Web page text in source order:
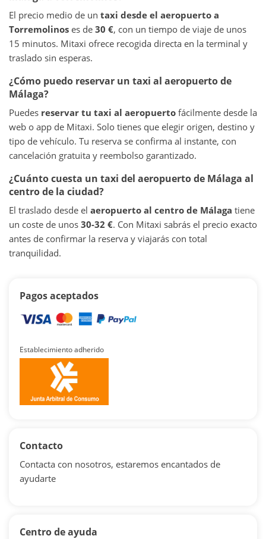
El precio medio de un taxi desde el aeropuerto a
Torremolinos es de 30 €, con un tiempo de viaje de unos
15 minutos. Mitaxi ofrece recogida directa en la terminal y
traslado sin esperas.
¿Cómo puedo reservar un taxi al aeropuerto de
Málaga?
Puedes reservar tu taxi al aeropuerto fácilmente desde la
web o app de Mitaxi. Solo tienes que elegir origen, destino y
tipo de vehículo. Tu reserva se confirma al instante, con
cancelación gratuita y reembolso garantizado.
¿Cuánto cuesta un taxi del aeropuerto de Málaga al
centro de la ciudad?
El traslado desde el aeropuerto al centro de Málaga tiene
un coste de unos 30-32 €. Con Mitaxi sabrás el precio exacto
antes de confirmar la reserva y viajarás con total
tranquilidad.
Pagos aceptados
Establecimiento adherido
Contacto
Contacta con nosotros, estaremos encantados de
ayudarte
Centro de ayuda